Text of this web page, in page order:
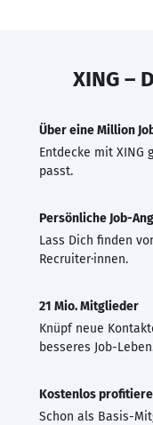
XING –
Über eine Million
Entdecke mit XING
passt.
Persönliche Job-
Lass Dich finden
Recruiter·innen.
21 Mio. Mitglieder
Knüpf neue
besseres Job-
Kostenlos
Schon als Basis-